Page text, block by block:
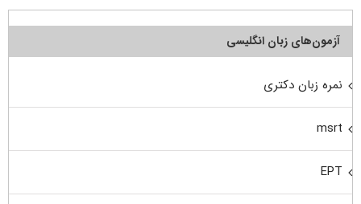
آزمون‌های زبان انگلیسی
نمره زبان دکتری
msrt
EPT